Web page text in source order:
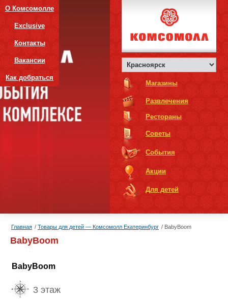
О Комсомолле
Exclusive
Контакты
Вакансии
Как добраться
Магазины
Развлечения
Рестораны
Советы
События
Акции
Для детей
Главная Товары для детей — Комсомолл Екатеринбург BabyBoom
BabyBoom
BabyBoom
3 этаж